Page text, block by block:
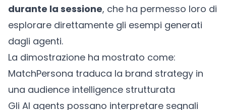
durante la sessione, che ha permesso loro di
esplorare direttamente gli esempi generati
dagli agenti.
La dimostrazione ha mostrato come:
MatchPersona traduca la brand strategy in
una audience intelligence strutturata
Gli AI agents possano interpretare segnali